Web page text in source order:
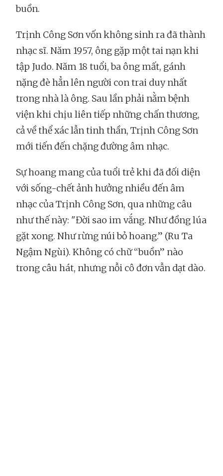
buồn.
Trịnh Công Sơn vốn không sinh ra đã thành
nhạc sĩ. Năm 1957, ông gặp một tai nạn khi
tập Judo. Năm 18 tuổi, ba ông mất, gánh
nặng đè hẳn lên người con trai duy nhất
trong nhà là ông. Sau lần phải nằm bệnh
viện khi chịu liên tiếp những chấn thương,
cả về thể xác lẫn tinh thần, Trịnh Công Sơn
mới tiến đến chặng đường âm nhạc.
Sự hoang mang của tuổi trẻ khi đã đối diện
với sống-chết ảnh hưởng nhiều đến âm
nhạc của Trịnh Công Sơn, qua những câu
như thế này: "Đời sao im vắng. Như đồng lúa
gặt xong. Như rừng núi bỏ hoang.” (Ru Ta
Ngậm Ngùi). Không có chữ “buồn” nào
trong câu hát, nhưng nỗi cô đơn vẫn dạt dào.